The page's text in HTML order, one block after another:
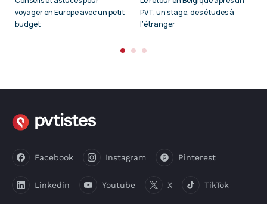
voyager en Europe avec un petit
budget
PVT, un stage, des études à
l’étranger
Facebook Instagram Pinterest
Linkedin Youtube X TikTok